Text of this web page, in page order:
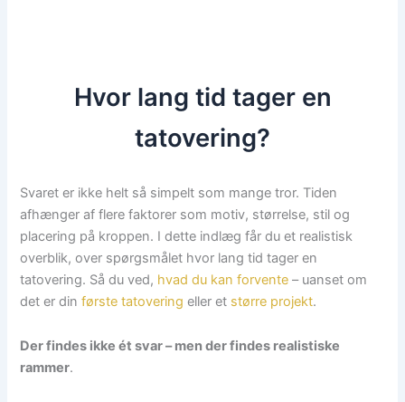
Hvor lang tid tager en
tatovering?
Svaret er ikke helt så simpelt som mange tror. Tiden
afhænger af flere faktorer som motiv, størrelse, stil og
placering på kroppen. I dette indlæg får du et realistisk
overblik, over spørgsmålet hvor lang tid tager en
tatovering. Så du ved, hvad du kan forvente – uanset om
det er dinførste tatovering eller et større projekt.
Der findes ikke ét svar – men der findes realistiske
rammer.